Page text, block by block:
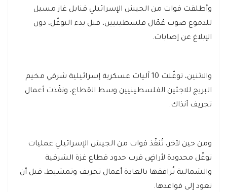
وأطلقت قوات من الجيش الإسرائيلي قنابل غاز مسيل
للدموع صوب عُمّال فلسطينيين، قبل بدء التوغّل، دون
الإبلاغ عن إصابات.
والاثنين، توغّلت 10 آليات عسكرية إسرائيلية شرقي مخيم
البريج للاجئين الفلسطينيين وسط القطاع، ونفّذت أعمال
تجريف آنذاك.
ومن حين لآخر، تُنفّذ قوات من الجيش الإسرائيلي عمليات
توغّل محدودة لأراضٍ قرب حدود قطاع غزة الشرقية
والشمالية تُرافقها بالعادة أعمال تجريف وتمشيط، قبل أن
تعود إلى قواعدها.